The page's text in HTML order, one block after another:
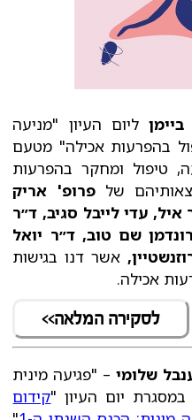
ליום העיון "מניעה
בהפרעות אכילה" מטעם
טיפול ומחקר בהפרעות
פרופ' אריק
איל, עדי לייבל סגיב, ד״ר
שם טוב, ד״ר יואל
אשר דנו בגישות
אכילה.
לסקירה המלאה>>
שלומי – "פגיעה מינית
יום העיון "קידום